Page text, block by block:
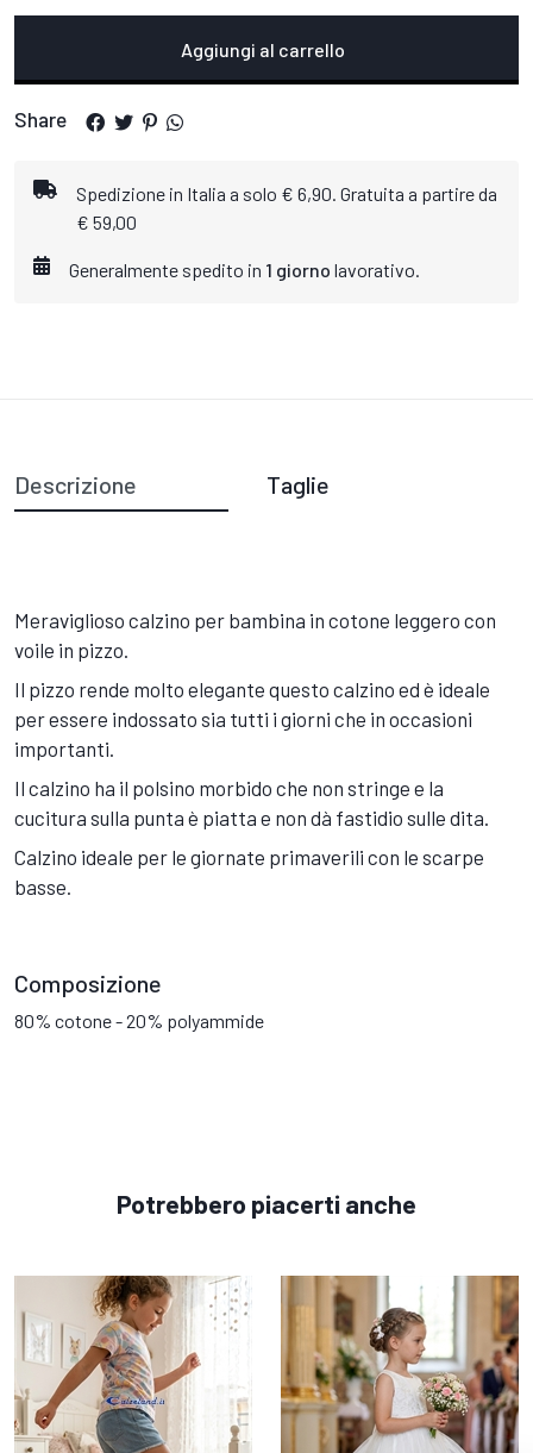
Aggiungi al carrello
Share
Spedizione in Italia a solo € 6,90. Gratuita a partire da
€ 59,00
Generalmente spedito in 1 giorno lavorativo.
Descrizione Taglie
Meraviglioso calzino per bambina in cotone leggero con
voile in pizzo.
Il pizzo rende molto elegante questo calzino ed è ideale
per essere indossato sia tutti i giorni che in occasioni
importanti.
Il calzino ha il polsino morbido che non stringe e la
cucitura sulla punta è piatta e non dà fastidio sulle dita.
Calzino ideale per le giornate primaverili con le scarpe
basse.
Composizione
80% cotone - 20% polyammide
Potrebbero piacerti anche